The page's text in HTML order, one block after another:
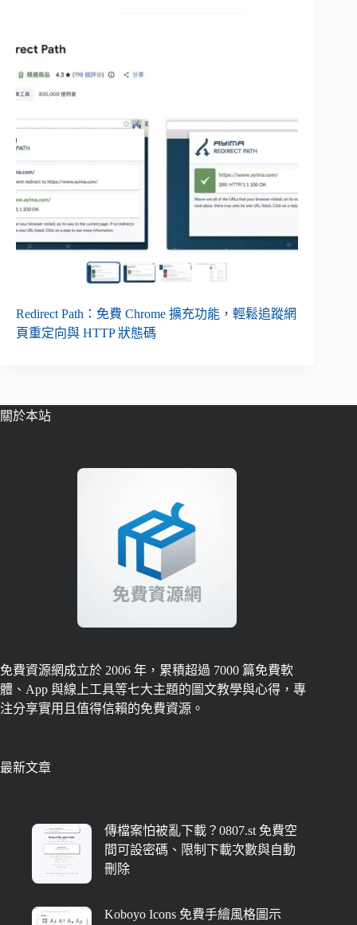
Redirect Path：免費 Chrome 擴充功能，輕鬆追蹤網
頁重定向與 HTTP 狀態碼
關於本站
免費資源網成立於 2006 年，累積超過 7000 篇免費軟
體、App 與線上工具等七大主題的圖文教學與心得，專
注分享實用且值得信賴的免費資源。
最新文章
傳檔案怕被亂下載？0807.st 免費空
間可設密碼、限制下載次數與自動
刪除
Koboyo Icons 免費手繪風格圖示